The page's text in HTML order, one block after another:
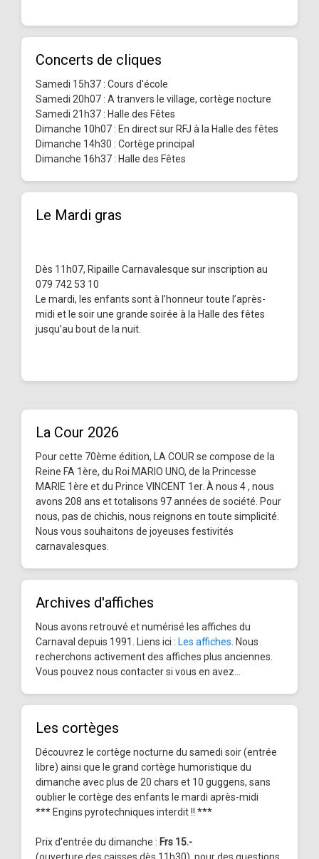
Concerts de cliques
Samedi 15h37 : Cours d'école
Samedi 20h07 : A tranvers le village, cortège nocture
Samedi 21h37 : Halle des Fêtes
Dimanche 10h07 : En direct sur RFJ à la Halle des fêtes
Dimanche 14h30 : Cortège principal
Dimanche 16h37 : Halle des Fêtes
Le Mardi gras
Dès 11h07, Ripaille Carnavalesque sur inscription au
079 742 53 10
Le mardi, les enfants sont à l’honneur toute l’après-
midi et le soir une grande soirée à la Halle des fêtes
jusqu’au bout de la nuit.
La Cour 2026
Pour cette 70ème édition, LA COUR se compose de la
Reine FA 1ère, du Roi MARIO UNO, de la Princesse
MARIE 1ère et du Prince VINCENT 1er. À nous 4 , nous
avons 208 ans et totalisons 97 années de société. Pour
nous, pas de chichis, nous reignons en toute simplicité.
Nous vous souhaitons de joyeuses festivités
carnavalesques.
Archives d'affiches
Nous avons retrouvé et numérisé les affiches du
Carnaval depuis 1991. Liens ici : Les affiches . Nous
recherchons activement des affiches plus anciennes.
Vous pouvez nous contacter si vous en avez...
Les cortèges
Découvrez le cortège nocturne du samedi soir (entrée
libre) ainsi que le grand cortège humoristique du
dimanche avec plus de 20 chars et 10 guggens, sans
oublier le cortège des enfants le mardi après-midi
*** Engins pyrotechniques interdit !! ***
Prix d'entrée du dimanche : Frs 15.-